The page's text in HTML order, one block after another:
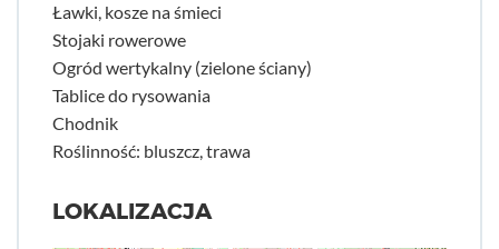
Ławki, kosze na śmieci
Stojaki rowerowe
Ogród wertykalny (zielone ściany)
Tablice do rysowania
Chodnik
Roślinność: bluszcz, trawa
LOKALIZACJA